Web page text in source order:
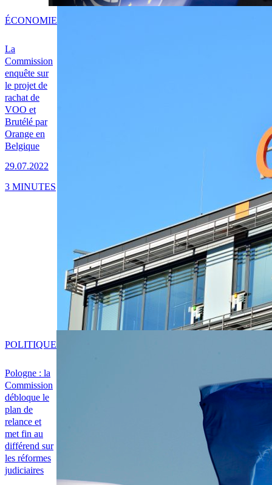
La
Commission
enquête sur
le projet de
rachat de
VOO et
Brutélé par
Orange en
Belgique
29.07.2022
ÉCONOMIE
3 MINUTES
Pologne : la
Commission
débloque le
plan de
relance et
met fin au
différend sur
les réformes
judiciaires
POLITIQUE